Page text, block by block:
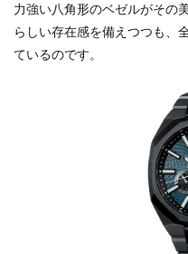
力強い八角形のベゼルがその
らしい存在感を備えつつも、
ているのです。